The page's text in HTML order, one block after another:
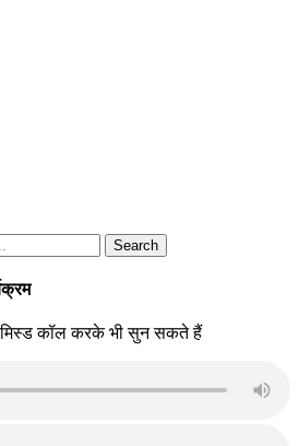
Search
कॉल करके भी सुन सकते हैं